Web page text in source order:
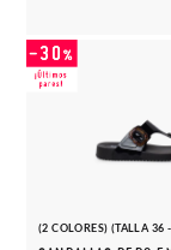
(2 COLORES) (TALLA 36